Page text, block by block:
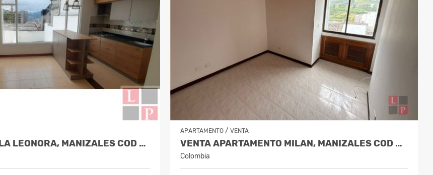
ALQUILER CASA LA LEONORA, MANIZALES COD 10234338
APARTAMENTO / VENTA
VENTA APARTAMENTO MILAN, MANIZALES COD 9908270
Colombia